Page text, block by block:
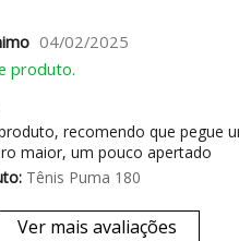
04/02/2025
produto.
recomendo que pegue
maior, um pouco apertado
Tênis Puma 180
Ver mais avaliações